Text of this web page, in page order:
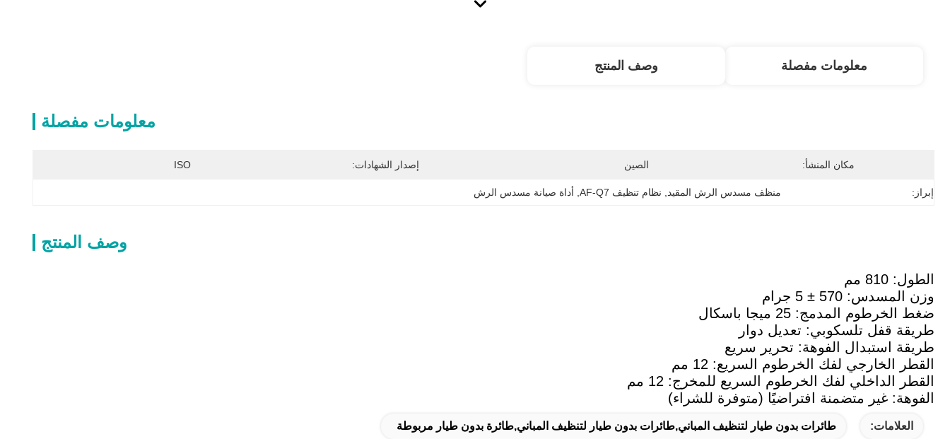
معلومات مفصلة وصف المنتج
معلومات مفصلة
مكان المنشأ: الصين إصدار الشهادات: ISO
إبراز: منظف مسدس الرش المقيد نظام تنظيف AF-Q7 أداة صيانة مسدس الرش
وصف المنتج
الطول: 810 مم
وزن المسدس: 570 ± 5 جرام
ضغط الخرطوم المدمج: 25 ميجا باسكال
طريقة قفل تلسكوبي: تعديل دوار
طريقة استبدال الفوهة: تحرير سريع
القطر الخارجي لفك الخرطوم السريع: 12 مم
القطر الداخلي لفك الخرطوم السريع للمخرج: 12 مم
الفوهة: غير متضمنة افتراضيًا (متوفرة للشراء)
العلامات: طائرات بدون طيار لتنظيف المباني,طائرات بدون طيار لتنظيف المباني,طائرة بدون طيار مربوطة